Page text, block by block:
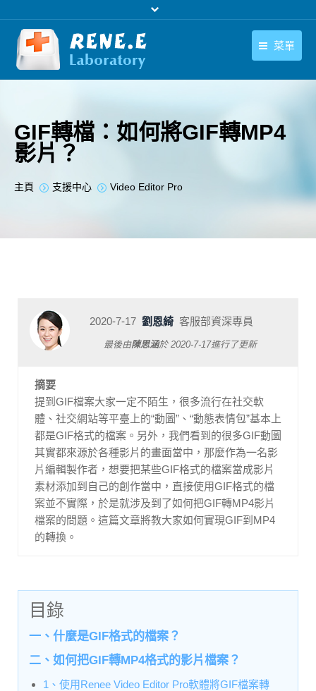
菜單
下載中心
聯絡我們
GIF轉檔：如何將GIF轉MP4
影片？
您在此处：
主頁 支援中心 Video Editor Pro
2020-7-17 劉恩綺 客服部資深專員
最後由陳思涵於2020-7-17進行了更新
摘要
提到GIF檔案大家一定不陌生，很多流行在社交軟
體、社交網站等平臺上的“動圖”、“動態表情包”基本上
都是GIF格式的檔案。另外，我們看到的很多GIF動圖
其實都來源於各種影片的畫面當中，那麼作為一名影
片編輯製作者，想要把某些GIF格式的檔案當成影片
素材添加到自己的創作當中，直接使用GIF格式的檔
案並不實際，於是就涉及到了如何把GIF轉MP4影片
檔案的問題。這篇文章將教大家如何實現GIF到MP4
的轉換。
目錄
一、什麼是GIF格式的檔案？
二、如何把GIF轉MP4格式的影片檔案？
1、使用Renee Video Editor Pro軟體將GIF檔案轉